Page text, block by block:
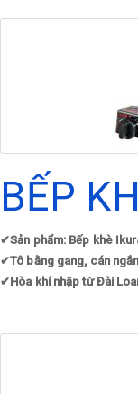
BẾP
✔Sản phẩm: Bếp khè
✔Tô bằng gang, cán
✔Hòa khí nhập từ Đài